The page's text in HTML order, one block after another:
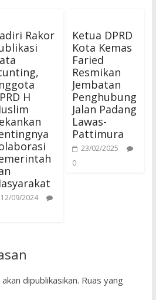
Rakor
H
12/09/2024
Ketua DPRD
Kota Kemas
Faried
Resmikan
Jembatan
Penghubung
Jalan Padang
Lawas-
Pattimura
23/02/2025
0
dipublikasikan. Ruas yang